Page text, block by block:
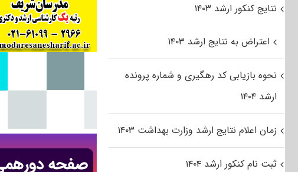
نتایج کنکور ارشد ۱۴۰۳
اعتراض به نتایج ارشد ۱۴۰۳
نحوه بازیابی کد رهگیری و شماره پرونده
ارشد ۱۴۰۴
زمان اعلام نتایج ارشد وزارت بهداشت ۱۴۰۳
ثبت نام کنکور ارشد ۱۴۰۴